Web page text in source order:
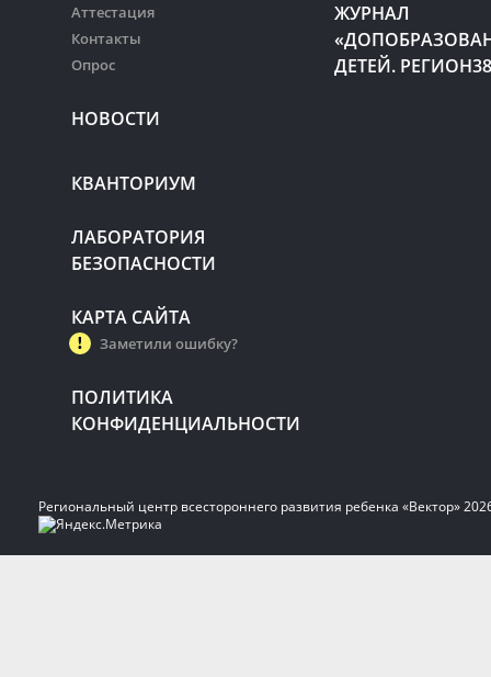
Аттестация
Контакты
Опрос
НОВОСТИ
ЖУРНАЛ
ДЕТЕЙ.
КВАНТОРИУМ
ЛАБОРАТОРИЯ
БЕЗОПАСНОСТИ
КАРТА САЙТА
Заметили ошибку?
ПОЛИТИКА
КОНФИДЕНЦИАЛЬНОСТИ
Региональный центр всестороннего развития ребенка «Вектор»